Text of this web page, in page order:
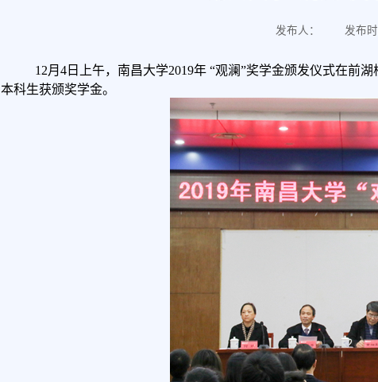
发布人： 发布
12月4日上午，南昌大学2019年 “观澜”奖学金颁发仪式在前
本科生获颁奖学金。